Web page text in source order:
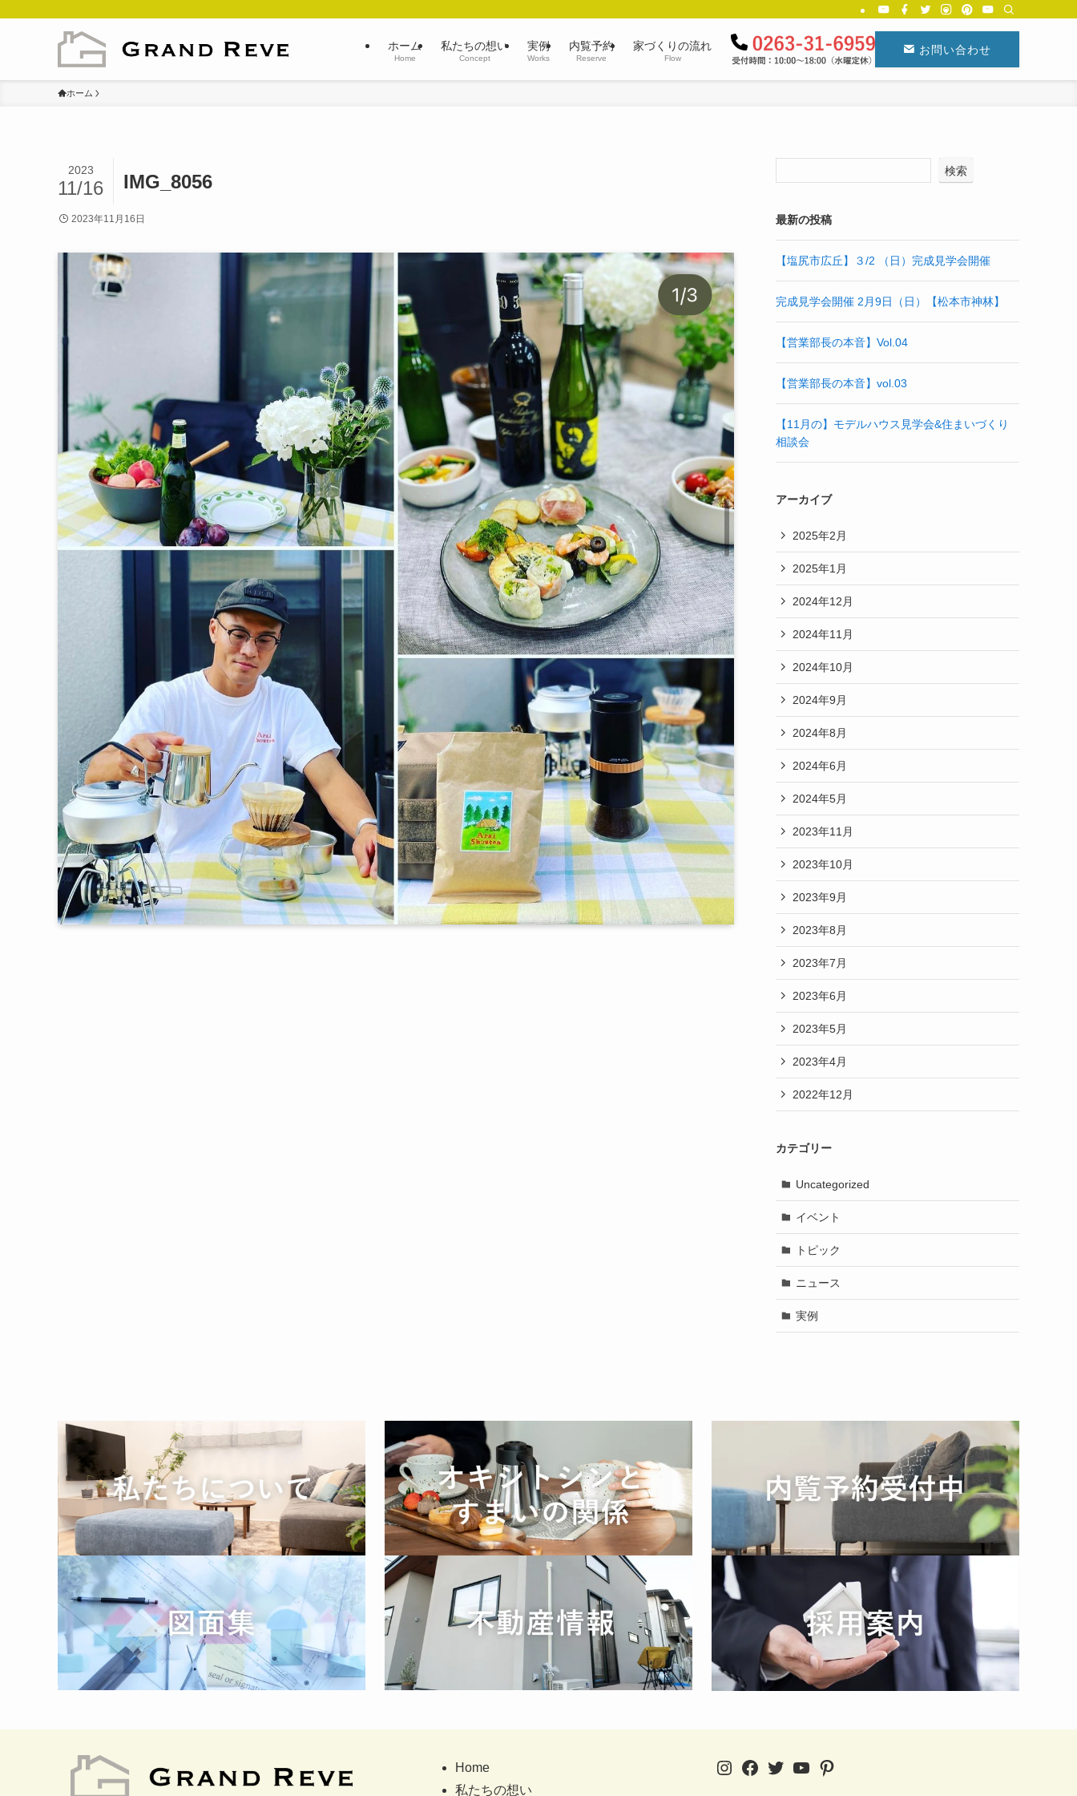
ホーム
Home
私たちの想い
Concept
実例
Works
内覧予約
Reserve
家づくりの流れ
Flow
お問い合わせ
ホーム
IMG_8056
2023
11/16
2023年11月16日
検索
最新の投稿
【塩尻市広丘】３/2 （日）完成見学会開催
完成見学会開催 2月9日（日）【松本市神林】
【営業部長の本音】Vol.04
【営業部長の本音】vol.03
【11月の】モデルハウス見学会&住まいづくり
相談会
アーカイブ
2025年2月
2025年1月
2024年12月
2024年11月
2024年10月
2024年9月
2024年8月
2024年6月
2024年5月
2023年11月
2023年10月
2023年9月
2023年8月
2023年7月
2023年6月
2023年5月
2023年4月
2022年12月
カテゴリー
Uncategorized
イベント
トピック
ニュース
実例
Home
私たちの想い
Instagram
Facebook
Twitter
YouTube
Pinterest